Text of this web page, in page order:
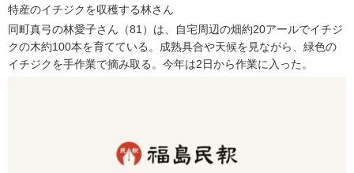
特産のイチジクを収穫する林さん
同町真弓の林愛子さん（81）は、自宅周辺の畑約20アールでイチジ
クの木約100本を育てている。成熟具合や天候を見ながら、緑色の
イチジクを手作業で摘み取る。今年は2日から作業に入った。